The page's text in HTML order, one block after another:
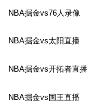
NBA掘金vs76人录像
NBA掘金vs太阳直播
NBA掘金vs开拓者直播
NBA掘金vs国王直播